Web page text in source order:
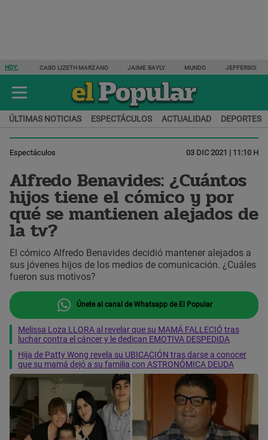
HOY: CASO LIZETH MARZANO JAIME BAYLY MUNDO JEFFERSON
ÚLTIMAS NOTICIAS ESPECTÁCULOS ACTUALIDAD DEPORTES
Espectáculos 03 DIC 2021 | 11:10 H
Alfredo Benavides: ¿Cuántos
hijos tiene el cómico y por
qué se mantienen alejados de
la tv?
El cómico Alfredo Benavides decidió mantener alejados a
sus jóvenes hijos de los medios de comunicación. ¿Cuáles
fueron sus motivos?
Únete al canal de Whatsapp de El Popular
Melissa Loza LLORA al revelar que su MAMÁ FALLECIÓ tras
luchar contra el cáncer y le dedican EMOTIVA DESPEDIDA
Hija de Patty Wong revela su UBICACIÓN tras darse a conocer
que su mamá dejó a su familia con ASTRONÓMICA DEUDA